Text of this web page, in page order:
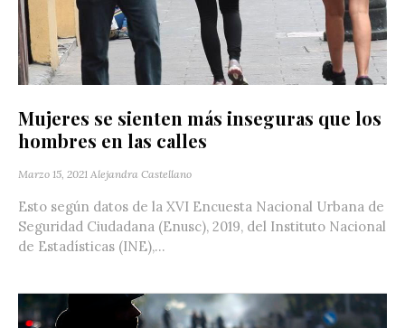
Mujeres se sienten más inseguras que los
hombres en las calles
Marzo 15, 2021 Alejandra Castellano
Esto según datos de la XVI Encuesta Nacional Urbana de
Seguridad Ciudadana (Enusc), 2019, del Instituto Nacional
de Estadísticas (INE),...